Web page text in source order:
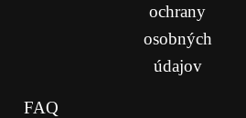
ochrany
osobných
údajov
FAQ